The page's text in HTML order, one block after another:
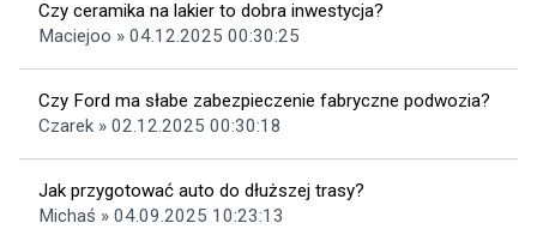
Czy ceramika na lakier to dobra inwestycja?
Maciejoo » 04.12.2025 00:30:25
Czy Ford ma słabe zabezpieczenie fabryczne podwozia?
Czarek » 02.12.2025 00:30:18
Jak przygotować auto do dłuższej trasy?
Michaś » 04.09.2025 10:23:13